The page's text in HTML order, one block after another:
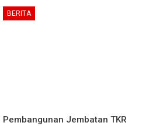
BERITA
Pembangunan Jembatan TKR